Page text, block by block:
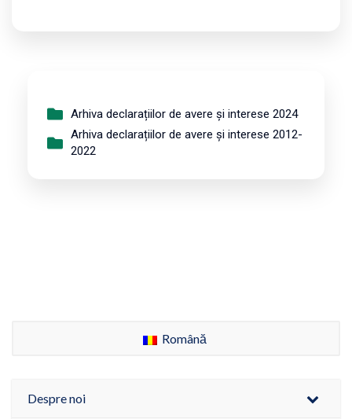
Arhiva declarațiilor de avere și interese 2024
Arhiva declarațiilor de avere și interese 2012-
2022
Română
Despre noi